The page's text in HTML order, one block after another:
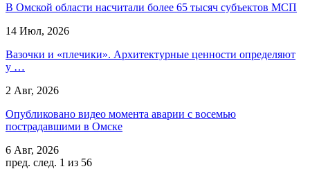
В Омской области насчитали более 65 тысяч субъектов МСП
14 Июл, 2026
Вазочки и «плечики». Архитектурные ценности определяют
у …
2 Авг, 2026
Опубликовано видео момента аварии с восемью
пострадавшими в Омске
6 Авг, 2026
пред. след. 1 из 56